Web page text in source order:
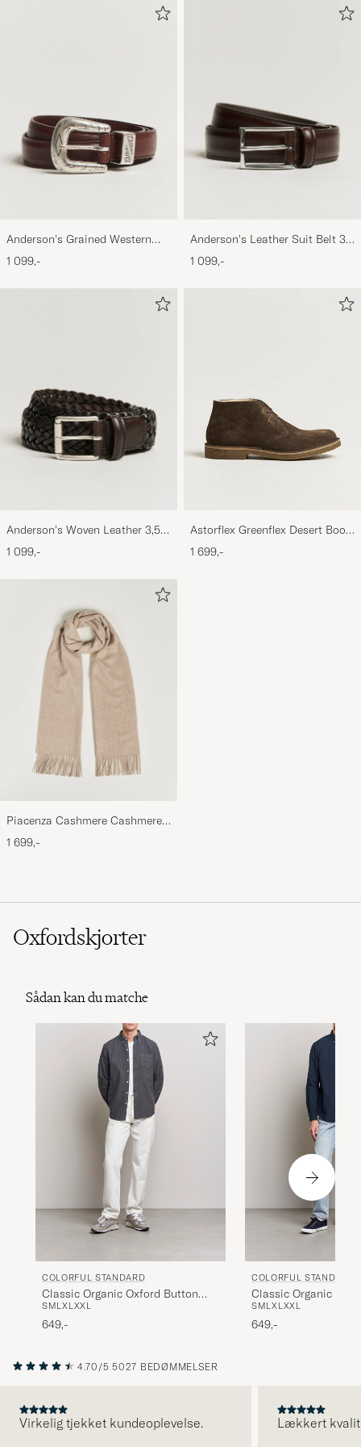
Anderson's Grained Western
Leather Belt 2,5 cm Brown
1 099,-
Anderson's Leather Suit Belt 3
cm Dark Brown
1 099,-
Anderson's Woven Leather 3,5
cm Belt Dark Brown
1 099,-
Astorflex Greenflex Desert Boot
Dark Brown Suede
1 699,-
Piacenza Cashmere Cashmere
Scarf Light Beige
1 699,-
Oxfordskjorter
Sådan kan du matche
COLORFUL STANDARD
Classic Organic Oxford Button
Down Shirt Lava Grey
SMLXL XXL
649,-
COLORFUL STANDARD
Classic Organic
Down Shirt Navy Blue
SMLXL XXL
649,-
4.70/5 5027 BEDØMMELSER
Virkelig tjekket kundeoplevelse. Lækkert